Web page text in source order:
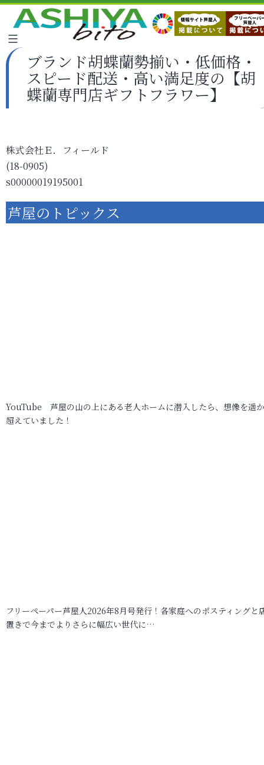
ブランド胡蝶蘭勢揃い・低価格・
スピード配送・高い満足度の【胡
蝶蘭専門店ギフトフラワー】
株式会社Ｅ．フィールド
(18-0905)
s00000019195001
芦屋のトピックス
YouTube 芦屋の山の上にある老人ホームに潜入したら、想像を遥
超えていました！
フリーペーパー芦屋人2026年8月号発行！各家庭へのポスティングと
置きで今までよりさらに幅広い世代に…